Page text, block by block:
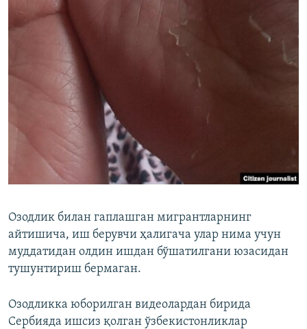
Озодлик билан гаплашган мигрантларнинг
айтишича, иш берувчи ҳалигача улар нима учун
муддатидан олдин ишдан бўшатилгани юзасидан
тушунтириш бермаган.
Озодликка юборилган видеолардан бирида
Сербияда ишсиз қолган ўзбекистонликлар